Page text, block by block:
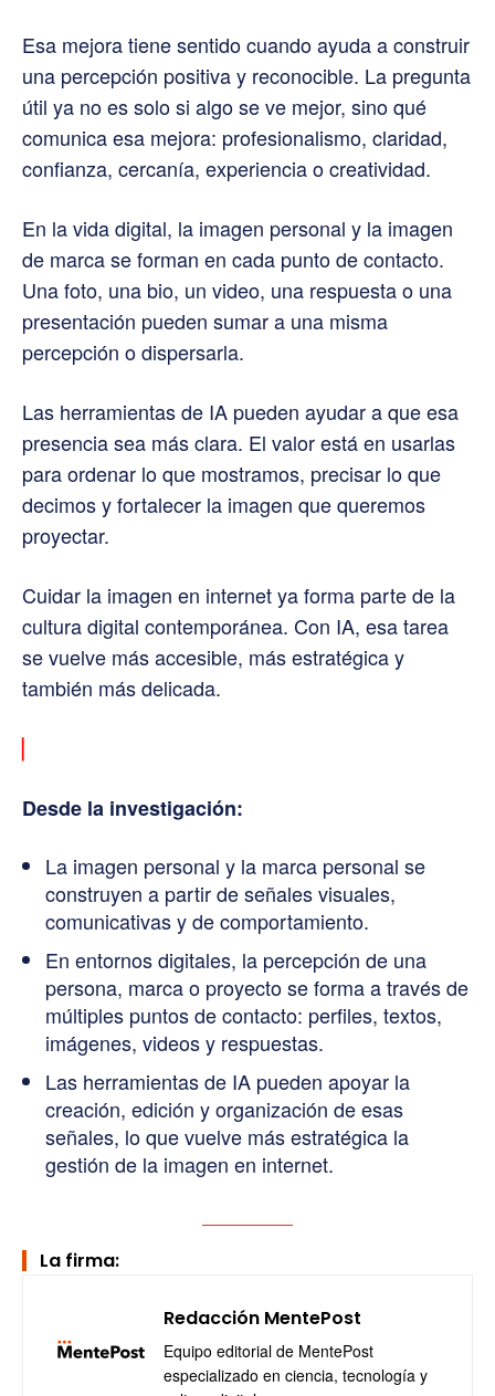
Esa mejora tiene sentido cuando ayuda a construir
una percepción positiva y reconocible. La pregunta
útil ya no es solo si algo se ve mejor, sino qué
comunica esa mejora: profesionalismo, claridad,
confianza, cercanía, experiencia o creatividad.
En la vida digital, la imagen personal y la imagen
de marca se forman en cada punto de contacto.
Una foto, una bio, un video, una respuesta o una
presentación pueden sumar a una misma
percepción o dispersarla.
Las herramientas de IA pueden ayudar a que esa
presencia sea más clara. El valor está en usarlas
para ordenar lo que mostramos, precisar lo que
decimos y fortalecer la imagen que queremos
proyectar.
Cuidar la imagen en internet ya forma parte de la
cultura digital contemporánea. Con IA, esa tarea
se vuelve más accesible, más estratégica y
también más delicada.
▏
Desde la investigación:
La imagen personal y la marca personal se
construyen a partir de señales visuales,
comunicativas y de comportamiento.
En entornos digitales, la percepción de una
persona, marca o proyecto se forma a través de
múltiples puntos de contacto: perfiles, textos,
imágenes, videos y respuestas.
Las herramientas de IA pueden apoyar la
creación, edición y organización de esas
señales, lo que vuelve más estratégica la
gestión de la imagen en internet.
La firma:
Redacción MentePost
Equipo editorial de MentePost
especializado en ciencia, tecnología y